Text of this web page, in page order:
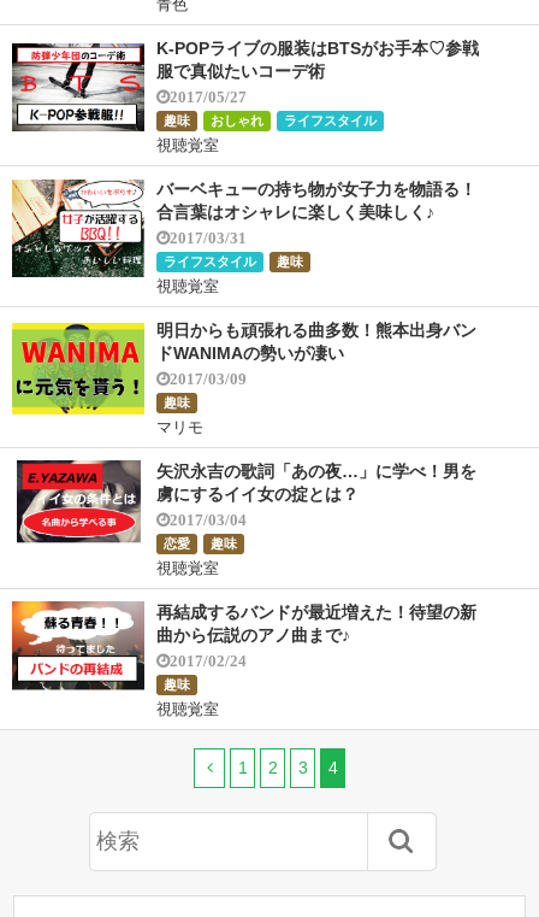
青色
K-POPライブの服装はBTSがお手本♡参戦
服で真似たいコーデ術
2017/05/27
趣味 おしゃれ ライフスタイル
視聴覚室
バーベキューの持ち物が女子力を物語る！
合言葉はオシャレに楽しく美味しく♪
2017/03/31
ライフスタイル 趣味
視聴覚室
明日からも頑張れる曲多数！熊本出身バン
ドWANIMAの勢いが凄い
2017/03/09
趣味
マリモ
矢沢永吉の歌詞「あの夜…」に学べ！男を
虜にするイイ女の掟とは？
2017/03/04
恋愛 趣味
視聴覚室
再結成するバンドが最近増えた！待望の新
曲から伝説のアノ曲まで♪
2017/02/24
趣味
視聴覚室
1 2 3 4